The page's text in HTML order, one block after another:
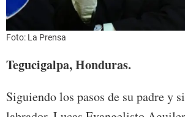
Foto: La Prensa
Tegucigalpa, Honduras.
Siguiendo los pasos de su padre y